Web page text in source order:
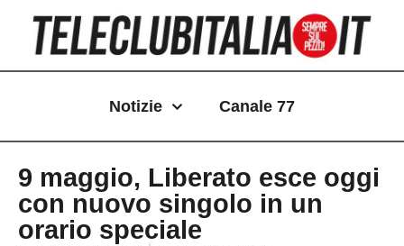
contenuto
Notizie Canale 77
9 maggio, Liberato esce oggi
con nuovo singolo in un
orario speciale